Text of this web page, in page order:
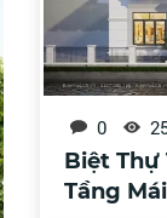
0
Biệt Thự
Tầng